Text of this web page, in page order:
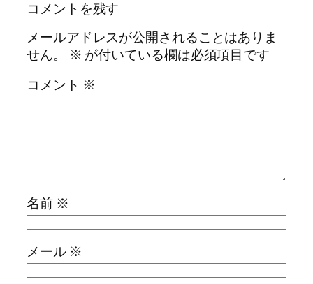
コメントを残す
メールアドレスが公開されることはありま
せん。
※ が付いている欄は必須項目です
コメント ※
名前 ※
メール ※